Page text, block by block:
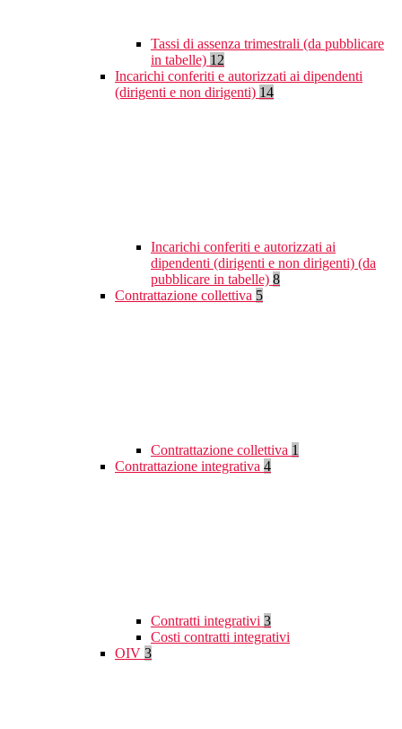
Tassi di assenza trimestrali (da pubblicare
in tabelle) 12
Incarichi conferiti e autorizzati ai dipendenti
(dirigenti e non dirigenti) 14
Incarichi conferiti e autorizzati ai
dipendenti (dirigenti e non dirigenti) (da
pubblicare in tabelle) 8
Contrattazione collettiva 5
Contrattazione collettiva 1
Contrattazione integrativa 4
Contratti integrativi 3
Costi contratti integrativi
OIV 3